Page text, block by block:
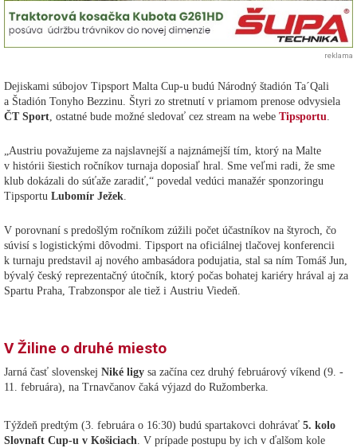
reklama
Dejiskami súbojov Tipsport Malta Cup-u budú Národný štadión Ta´Qali
a Štadión Tonyho Bezzinu. Štyri zo stretnutí v priamom prenose odvysiela
ČT Sport, ostatné bude možné sledovať cez stream na webe Tipsportu.
„Austriu považujeme za najslavnejší a najznámejší tím, ktorý na Malte
v histórii šiestich ročníkov turnaja doposiaľ hral. Sme veľmi radi, že sme
klub dokázali do súťaže zaradiť,“ povedal vedúci manažér sponzoringu
Tipsportu Lubomír Ježek.
V porovnaní s predošlým ročníkom zúžili počet účastníkov na štyroch, čo
súvisí s logistickými dôvodmi. Tipsport na oficiálnej tlačovej konferencii
k turnaju predstavil aj nového ambasádora podujatia, stal sa ním Tomáš Jun,
bývalý český reprezentačný útočník, ktorý počas bohatej kariéry hrával aj za
Spartu Praha, Trabzonspor ale tiež i Austriu Viedeň.
V Žiline o druhé miesto
Jarná časť slovenskej Niké ligy sa začína cez druhý februárový víkend (9. -
11. februára), na Trnavčanov čaká výjazd do Ružomberka.
Týždeň predtým (3. februára o 16:30) budú spartakovci dohrávať 5. kolo
Slovnaft Cup-u v Košiciach. V prípade postupu by ich v ďalšom kole